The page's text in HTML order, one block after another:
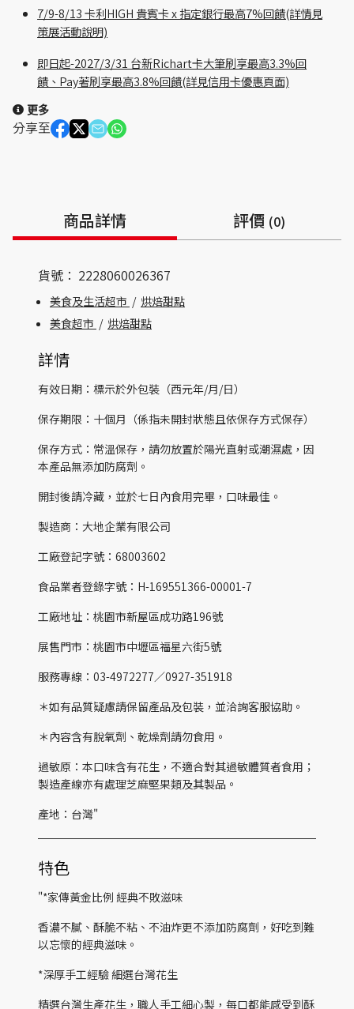
7/9-8/13 卡利HIGH 貴賓卡 x 指定銀行最高7%回饋(詳情見
策展活動說明)
即日起-2027/3/31 台新Richart卡大筆刷享最高3.3%回
饋、Pay著刷享最高3.8%回饋(詳見信用卡優惠頁面)
更多
分享至
商品詳情 評價 (0)
貨號： 2228060026367
美食及生活超市 / 烘焙甜點
美食超市 / 烘焙甜點
詳情
有效日期：標示於外包裝（西元年/月/日）
保存期限：十個月（係指未開封狀態且依保存方式保存）
保存方式：常溫保存，請勿放置於陽光直射或潮濕處，因
本產品無添加防腐劑。
開封後請冷藏，並於七日內食用完畢，口味最佳。
製造商：大地企業有限公司
工廠登記字號：68003602
食品業者登錄字號：H-169551366-00001-7
工廠地址：桃園市新屋區成功路196號
展售門市：桃園市中壢區福星六街5號
服務專線：03-4972277／0927-351918
＊如有品質疑慮請保留產品及包裝，並洽詢客服協助。
＊內容含有脫氧劑、乾燥劑請勿食用。
過敏原：本口味含有花生，不適合對其過敏體質者食用；
製造產線亦有處理芝麻堅果類及其製品。
產地：台灣"
特色
"*家傳黃金比例 經典不敗滋味
香濃不膩、酥脆不粘、不油炸更不添加防腐劑，好吃到難
以忘懷的經典滋味。
*深厚手工經驗 細選台灣花生
精選台灣生產花生，職人手工細心製，每口都能感受到酥